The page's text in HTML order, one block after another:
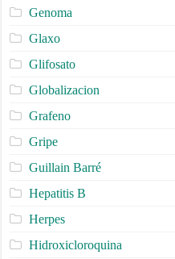
Genoma
Glaxo
Glifosato
Globalizacion
Grafeno
Gripe
Guillain Barré
Hepatitis B
Herpes
Hidroxicloroquina